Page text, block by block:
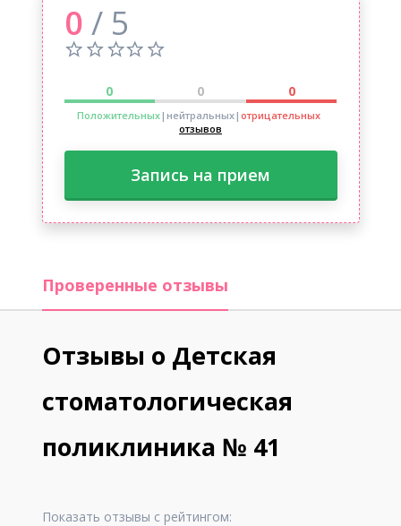
0 / 5
0 0 0
Положительных|нейтральных| отрицательных
отзывов
Запись на прием
Проверенные отзывы
Отзывы о Детская
стоматологическая
поликлиника № 41
Показать отзывы с рейтингом: